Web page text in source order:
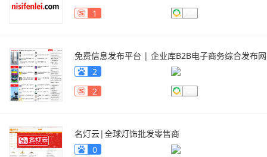
1
免费信息发布平台 | 企业库B2B电子商务综合发布网
站
www.qiyeku.com/xinxifabu
2
2
名灯云|全球灯饰批发零售商
城|mingdengyun.com_名灯云
0